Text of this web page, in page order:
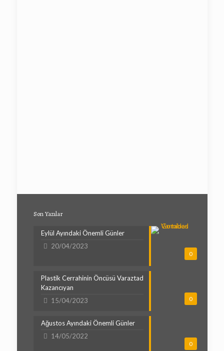
Son Yazılar
0
Eylül Ayındaki Önemli Günler
20/04/2023
0
Plastik Cerrahinin Öncüsü Varaztad
Kazancıyan
15/04/2023
0
Ağustos Ayındaki Önemli Günler
14/05/2022